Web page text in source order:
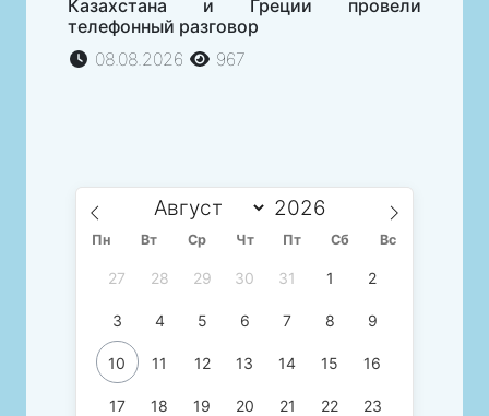
Казахстана и Греции провели
телефонный разговор
08.08.2026
967
Пн Вт Ср Чт Пт Сб Вс
27 28 29 30 31 1 2
3 4 5 6 7 8 9
10 11 12 13 14 15 16
17 18 19 20 21 22 23